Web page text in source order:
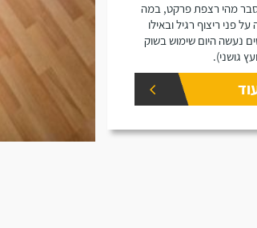
מהי רצפת פרקט, במה
פני ריצוף רגיל ובאילו
נעשה היום שימוש בשוק
גושני).